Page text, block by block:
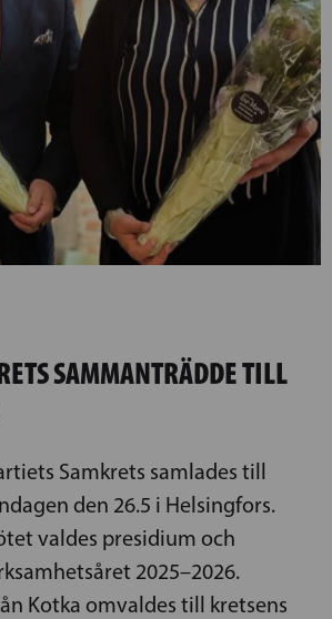
SAMMANTRÄDDE TILL
Samkrets samlades till
den 26.5 i Helsingfors.
valdes presidium och
2025–2026.
Kotka omvaldes till kretsens